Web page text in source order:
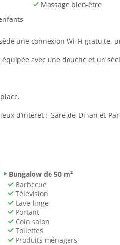
Massage bien-être
une connexion Wi-Fi
avec une douche et un
d’intérêt : Gare de Dinan et
Bungalow de 50 m²
Barbecue
Télévision
Lave-linge
Portant
Coin salon
Toilettes
Produits ménagers